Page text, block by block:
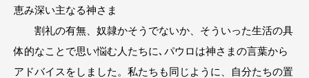
恵み深い主なる神さま
割礼の有無、奴隷かそうでないか、そういった生活の具
体的なことで思い悩む人たちに､パウロは神さまの言葉から
アドバイスをしました。私たちも同じように、自分たちの置